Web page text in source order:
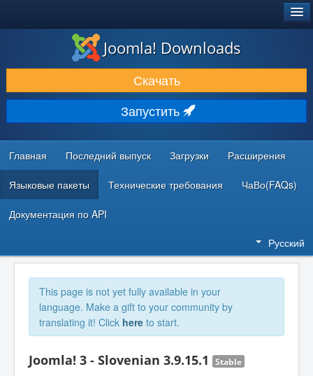
ЗАГРУЗКИ И РАСШИРЕНИЯ
ДОКУМЕНТАЦИЯ И ОБУЧЕНИЕ
СООБЩЕСТВО И ПОДДЕРЖКА
РЕСУРСЫ ДЛЯ РАЗРАБОТЧИКОВ
Joomla! Downloads
Скачать
Запустить
Главная Последний выпуск Загрузки Расширения
Языковые пакеты Технические требования ЧаВо(FAQs)
Документация по API
Русский
This page is not yet fully available in your
language. Make a gift to your community by
translating it! Click here to start.
Joomla! 3 - Slovenian 3.9.15.1 Stable